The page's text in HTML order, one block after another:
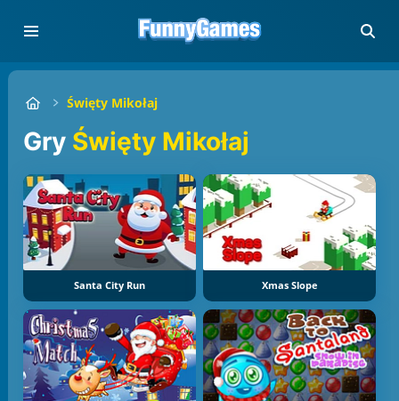
Święty Mikołaj
gry Święty Mikołaj
Santa City Run Xmas Slope